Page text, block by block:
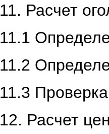
11. Расчет
11.1
11.2
11.3
12. Расчет